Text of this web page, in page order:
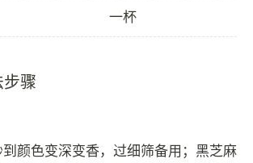
一杯
骤
颜色变深变香，过细筛备用；黑芝麻